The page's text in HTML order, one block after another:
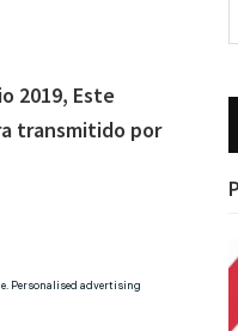
2019, Este
transmitido por